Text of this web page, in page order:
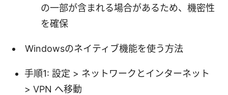
の一部が含まれる場合があるため、機密性
を確保
Windowsのネイティブ機能を使う方法
手順1: 設定 > ネットワークとインターネット
> VPN へ移動